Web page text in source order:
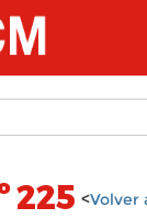
225 <Volver